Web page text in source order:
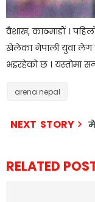
वैशाख, काठमाडौं ।
खेलेका नेपाली युवा लेग
भइरहेको छ । यस्तोमा
arena nepal
NEXT STORY
RELATED